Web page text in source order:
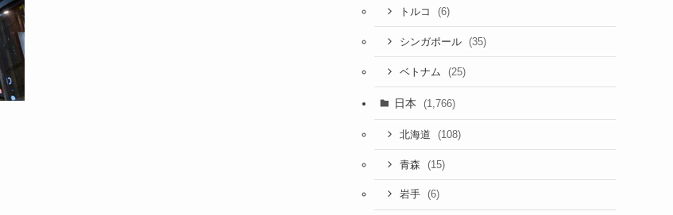
トルコ (6)
シンガポール (35)
ベトナム (25)
日本 (1,766)
北海道 (108)
青森 (15)
岩手 (6)